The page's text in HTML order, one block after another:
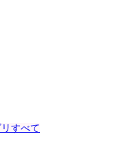
すべて